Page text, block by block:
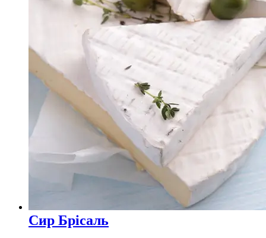
Сир Брісаль